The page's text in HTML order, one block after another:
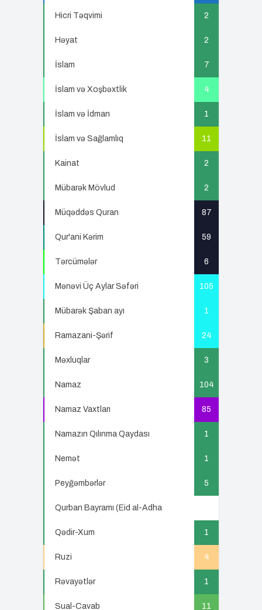
Hicri Təqvimi 2
Həyat 2
İslam 7
İslam və Xoşbəxtlik 4
İslam və İdman 1
İslam və Sağlamlıq 11
Kainat 2
Mübarək Mövlud 2
Müqəddəs Quran 87
Qur'ani Kərim 59
Tərcümələr 6
Mənəvi Üç Aylar Səfəri 105
Mübarək Şaban ayı 1
Ramazani-Şərif 24
Məxluqlar 3
Namaz 104
Namaz Vaxtları 85
Namazın Qılınma Qaydası 1
Nemət 1
Peyğəmbərlər 5
Qurban Bayramı (Eid al-Adha
Qədir-Xum 1
Ruzi 4
Rəvayətlər 1
Sual-Cavab 11